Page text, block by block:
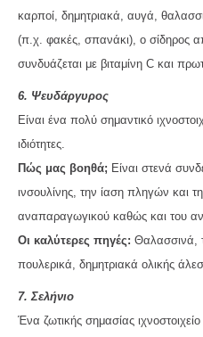
καρποί, δημητριακά, αυγά,
(π.χ. φακές, σπανάκι), ο σίδηρος
συνδυάζεται με βιταμίνη C και
6. Ψευδάργυρος
Είναι ένα πολύ σημαντικό
ιδιότητες.
Πώς μας βοηθά; Είναι στενά
ινσουλίνης, την ίαση πληγών και
αναπαραγωγικού καθώς και του
Οι καλύτερες πηγές: Θαλασσινά,
πουλερικά, δημητριακά ολικής
7. Σελήνιο
Ένα ζωτικής σημασίας